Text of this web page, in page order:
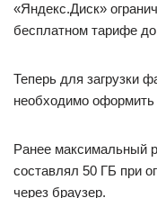
«Яндекс.Диск»
бесплатном тарифе
Теперь для загрузки
необходимо оформить
Ранее максимальный
составлял 50 ГБ при
через браузер.